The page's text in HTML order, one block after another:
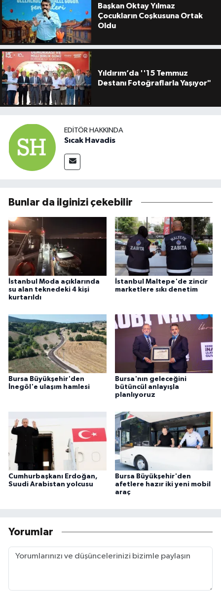
Başkan Oktay Yılmaz
Çocukların Coşkusuna Ortak
Oldu
Yıldırım’da ''15 Temmuz
Destanı Fotoğraflarla Yaşıyor"
EDITÖR HAKKINDA
Sıcak Havadis
Bunlar da ilginizi çekebilir
İstanbul Moda açıklarında
su alan teknedeki 4 kişi
kurtarıldı
İstanbul Maltepe'de zincir
marketlere sıkı denetim
Bursa Büyükşehir'den
İnegöl'e ulaşım hamlesi
Bursa'nın geleceğini
bütüncül anlayışla
planlıyoruz
Cumhurbaşkanı Erdoğan,
Suudi Arabistan yolcusu
Bursa Büyükşehir'den
afetlere hazır iki yeni mobil
araç
Yorumlar